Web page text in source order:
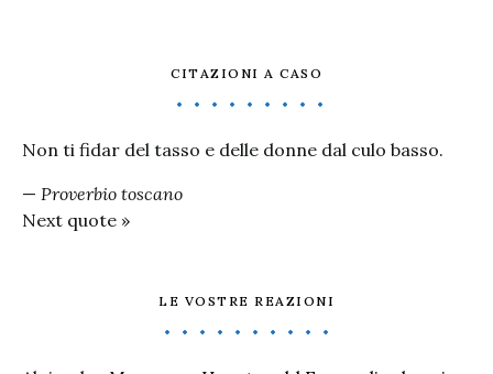
CITAZIONI A CASO
Non ti fidar del tasso e delle donne dal culo basso.
— Proverbio toscano
Next quote »
LE VOSTRE REAZIONI